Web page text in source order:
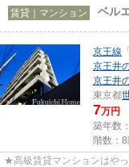
賃貸｜マンション ベル
京王線
京王井
京王井
東京都
7万円
築年数
階数：8
★高級賃貸マンションはや